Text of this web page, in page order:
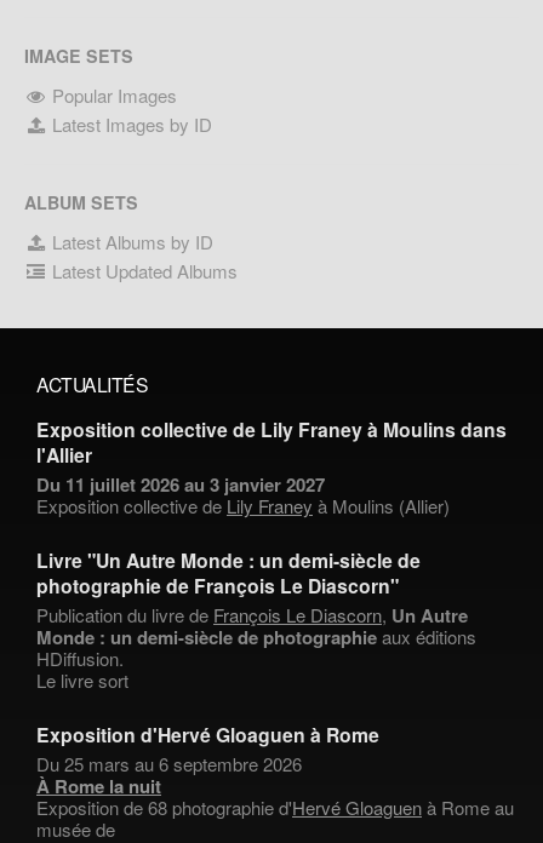
IMAGE SETS
Popular Images
Latest Images by ID
ALBUM SETS
Latest Albums by ID
Latest Updated Albums
ACTUALITÉS
Exposition collective de Lily Franey à Moulins dans
l'Allier
Du 11 juillet 2026 au 3 janvier 2027
Exposition collective de Lily Franey à Moulins (Allier)
Livre "Un Autre Monde : un demi-siècle de
photographie de François Le Diascorn"
Publication du livre de François Le Diascorn, Un Autre
Monde : un demi-siècle de photographieaux éditions
HDiffusion.
Le livre sort
Exposition d'Hervé Gloaguen à Rome
Du 25 mars au 6 septembre 2026
À Rome la nuit
Exposition de 68 photographie d'Hervé Gloaguenà Rome au
musée de